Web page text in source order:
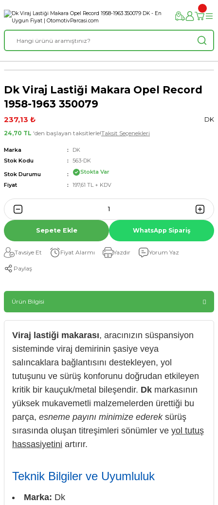
Dk Viraj Lastiği Makara Opel Record
1958-1963 350079
237,13 ₺
DK
24,70 TL 'den başlayan taksitlerle!Taksit Seçenekleri
Marka
DK
Stok Kodu
563-DK
Stok Durumu
Stokta Var
Fiyat
197,61 TL + KDV
Sepete Ekle WhatsApp Sipariş
Tavsiye Et Fiyat Alarmı Yazdır Yorum Yaz
Paylaş
Ürün Bilgisi
Viraj lastiği makarası, aracınızın süspansiyon
sisteminde viraj demirinin şasiye veya
salıncaklara bağlantısını destekleyen, yol
tutuşunu ve sürüş konforunu doğrudan etkileyen
kritik bir kauçuk/metal bileşendir. Dk markasının
yüksek mukavemetli malzemelerden ürettiği bu
parça, esneme payını minimize edereksürüş
sırasında oluşan titreşimleri sönümler ve yol tutuş
hassasiyetini artırır.
Teknik Bilgiler ve Uyumluluk
Marka: Dk